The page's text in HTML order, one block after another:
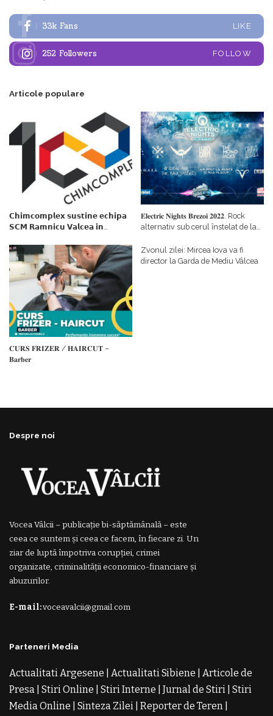
33k Fans LIKE
252 Followers FOLLOW
Articole populare
𝗖𝗵𝗶𝗺𝗰𝗼𝗺𝗽𝗹𝗲𝘅 𝘀𝘂𝘀𝘁𝗶𝗻𝗲 𝗲𝗰𝗵𝗶𝗽𝗮
𝗦𝗖𝗠 𝗥𝗮𝗺𝗻𝗶𝗰𝘂 𝗩𝗮𝗹𝗰𝗲𝗮 𝗶𝗻
𝗳𝗶𝗻𝗮𝗻𝘁𝗮𝘁𝗼𝗿
𝐄𝐥𝐞𝐜𝐭𝐫𝐢𝐜 𝐍𝐢𝐠𝐡𝐭𝐬 𝐁𝐫𝐞𝐳𝐨𝐢 𝟐𝟎𝟐𝟐. Rock
alternativ sub cerul înstelat de la
𝐂𝐔𝐑𝐒 𝐅𝐑𝐈𝐙𝐄𝐑 / 𝐇𝐀𝐈𝐑𝐂𝐔𝐓 –
𝐁𝐚𝐫𝐛𝐞𝐫
Zvonul zilei: Mircea Iova va fi
director la Garda de Mediu Vâlcea
Despre noi
Vocea Vâlcii – publicație bi-săptămânală – este
ceea ce suntem și ceea ce facem, în fiecare zi. Un
ziar de luptă împotriva corupției, crimei
organizate, criminalității economico-financiare și
abuzurilor.
E-mail:voceavalcii@gmail.com
Parteneri Media
Actualitati Argesene Actualitati Sibiene
Articole de
Presa Stiri Online Stiri Interne Jurnal de Stiri Stiri
Media Online
Sinteza Zilei Reporter de Teren